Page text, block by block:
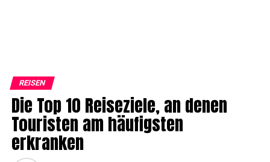
REISEN
Die Top 10 Reiseziele, an denen
Touristen am häufigsten
erkranken